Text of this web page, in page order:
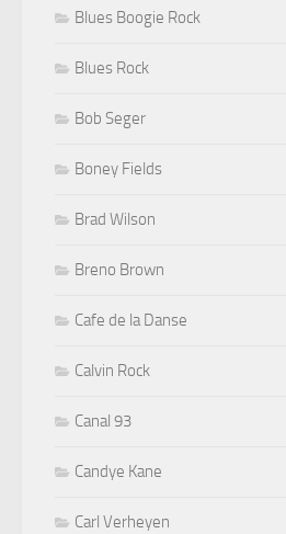
Blues Boogie Rock
Blues Rock
Bob Seger
Boney Fields
Brad Wilson
Breno Brown
Cafe de la Danse
Calvin Rock
Canal 93
Candye Kane
Carl Verheyen